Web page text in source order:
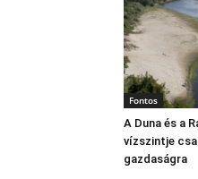
Fontos
A Duna és a
vízszintje
gazdaságra